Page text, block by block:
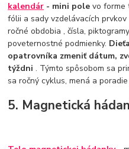
kalendár - mini polevo forme
fólii a sady vzdelávacích
ročné obdobia , čísla,
poveternostné podmienky.
opatrovníka zmeniť dátum,
týždni. Týmto spôsobom sa
sa ročný cyklus, mená a poradie
5. Magnetická